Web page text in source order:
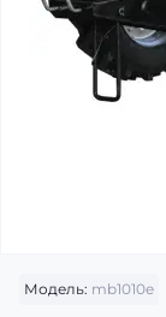
Модель: mb1010e